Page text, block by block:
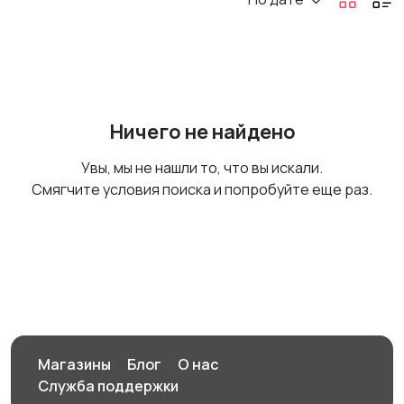
Ничего не найдено
Увы, мы не нашли то, что вы искали.
Смягчите условия поиска и попробуйте еще раз.
Магазины Блог
О нас
Служба поддержки